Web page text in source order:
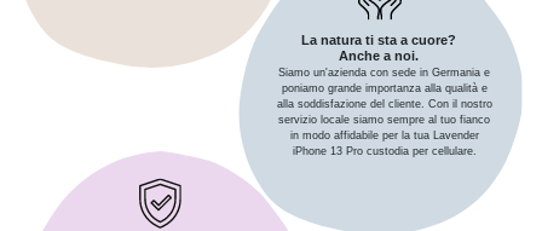
La natura ti sta a cuore?
Anche a noi.
Siamo un'azienda con sede in Germania e
poniamo grande importanza alla qualità e
alla soddisfazione del cliente. Con il nostro
servizio locale siamo sempre al tuo fianco
in modo affidabile per la tua Lavender
iPhone 13 Pro custodia per cellulare.